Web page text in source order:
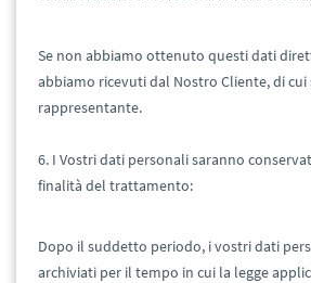
Se non abbiamo ottenuto questi dati
abbiamo ricevuti dal Nostro Cliente, di cui
rappresentante.
6. I Vostri dati personali saranno
finalità del trattamento:
Dopo il suddetto periodo, i vostri dati
archiviati per il tempo in cui la legge